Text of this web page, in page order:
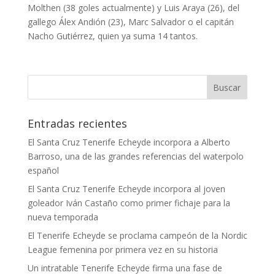
Molthen (38 goles actualmente) y Luis Araya (26), del
gallego Álex Andión (23), Marc Salvador o el capitán
Nacho Gutiérrez, quien ya suma 14 tantos.
Entradas recientes
El Santa Cruz Tenerife Echeyde incorpora a Alberto
Barroso, una de las grandes referencias del waterpolo
español
El Santa Cruz Tenerife Echeyde incorpora al joven
goleador Iván Castaño como primer fichaje para la
nueva temporada
El Tenerife Echeyde se proclama campeón de la Nordic
League femenina por primera vez en su historia
Un intratable Tenerife Echeyde firma una fase de